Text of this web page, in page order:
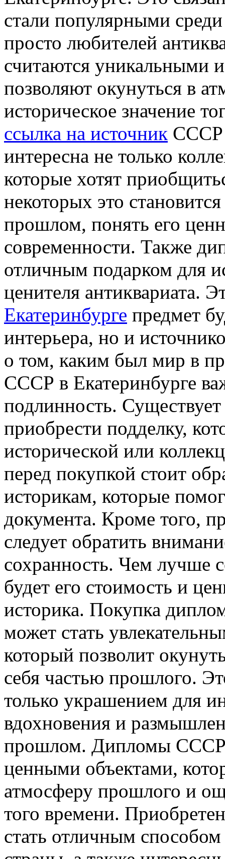
стали популярными
просто любителей
считаются уникальными
позволяют окунуться в
историческое значение
ссылка на источник СССР
интересна не только
которые хотят
некоторых это
прошлом, понять его
современности. Также
отличным подарком для
ценителя антиквариата.
Екатеринбурге предмет
интерьера, но и
о том, каким был мир в
СССР в Екатеринбурге
подлинность.
приобрести подделку,
исторической или
перед покупкой стоит
историкам, которые
документа. Кроме того,
следует обратить
сохранность. Чем лучше
будет его стоимость и
историка. Покупка
может стать
который позволит
себя частью прошлого.
только украшением для
вдохновения и
прошлом. Дипломы СССР
ценными объектами,
атмосферу прошлого и
того времени.
стать отличным